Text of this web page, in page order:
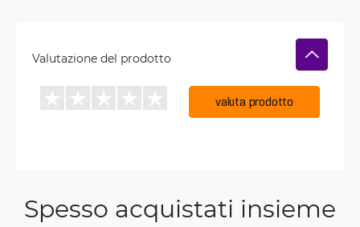
Valutazione del prodotto
valuta prodotto
Spesso acquistati insieme